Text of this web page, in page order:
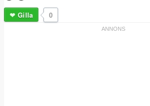
0
Gilla